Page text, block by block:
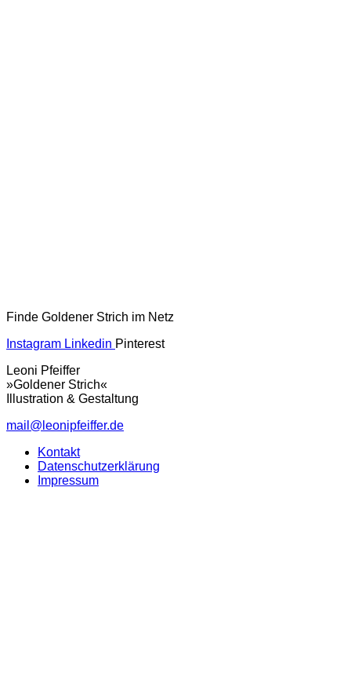
Finde Goldener Strich im Netz
Instagram Linkedin Pinterest
Leoni Pfeiffer
»Goldener Strich«
Illustration & Gestaltung
mail@leonipfeiffer.de
Kontakt
Datenschutzerklärung
Impressum